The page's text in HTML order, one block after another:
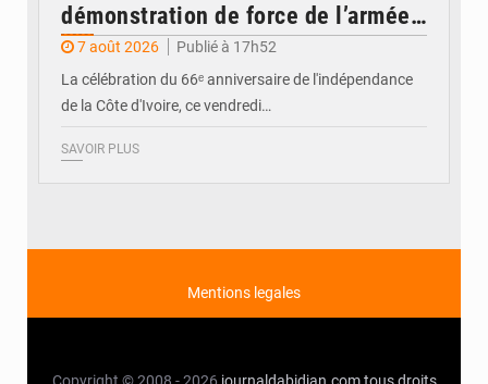
démonstration de force de l’armée
ivoirienne à Yopougon
7 août 2026
Publié à 17h52
La célébration du 66ᵉ anniversaire de l'indépendance
de la Côte d'Ivoire, ce vendredi…
SAVOIR PLUS
Mentions legales
Copyright © 2008 - 2026 journaldabidjan.com tous droits